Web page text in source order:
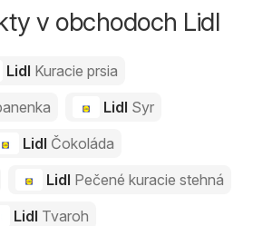
v obchodoch Lidl
Lidl Kuracie prsia
Lidl Syr
Lidl Čokoláda
Lidl Pečené kuracie stehná
Lidl Tvaroh